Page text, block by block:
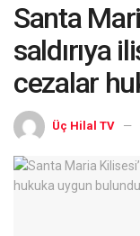
Santa
saldırıya
cezalar
Üç Hilal TV